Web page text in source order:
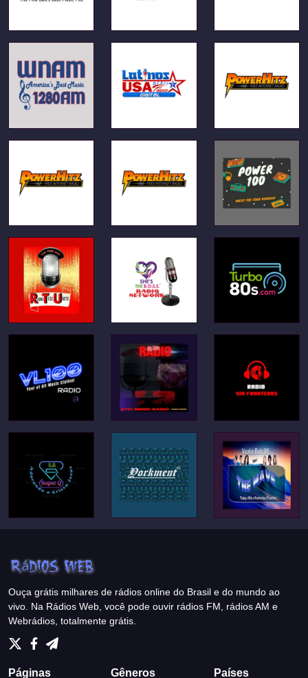
Ouça grátis milhares de rádios online do Brasil e do mundo ao
vivo. Na Rádios Web, você pode ouvir rádios FM, rádios AM e
Webrádios, totalmente grátis.
Páginas Gêneros Países